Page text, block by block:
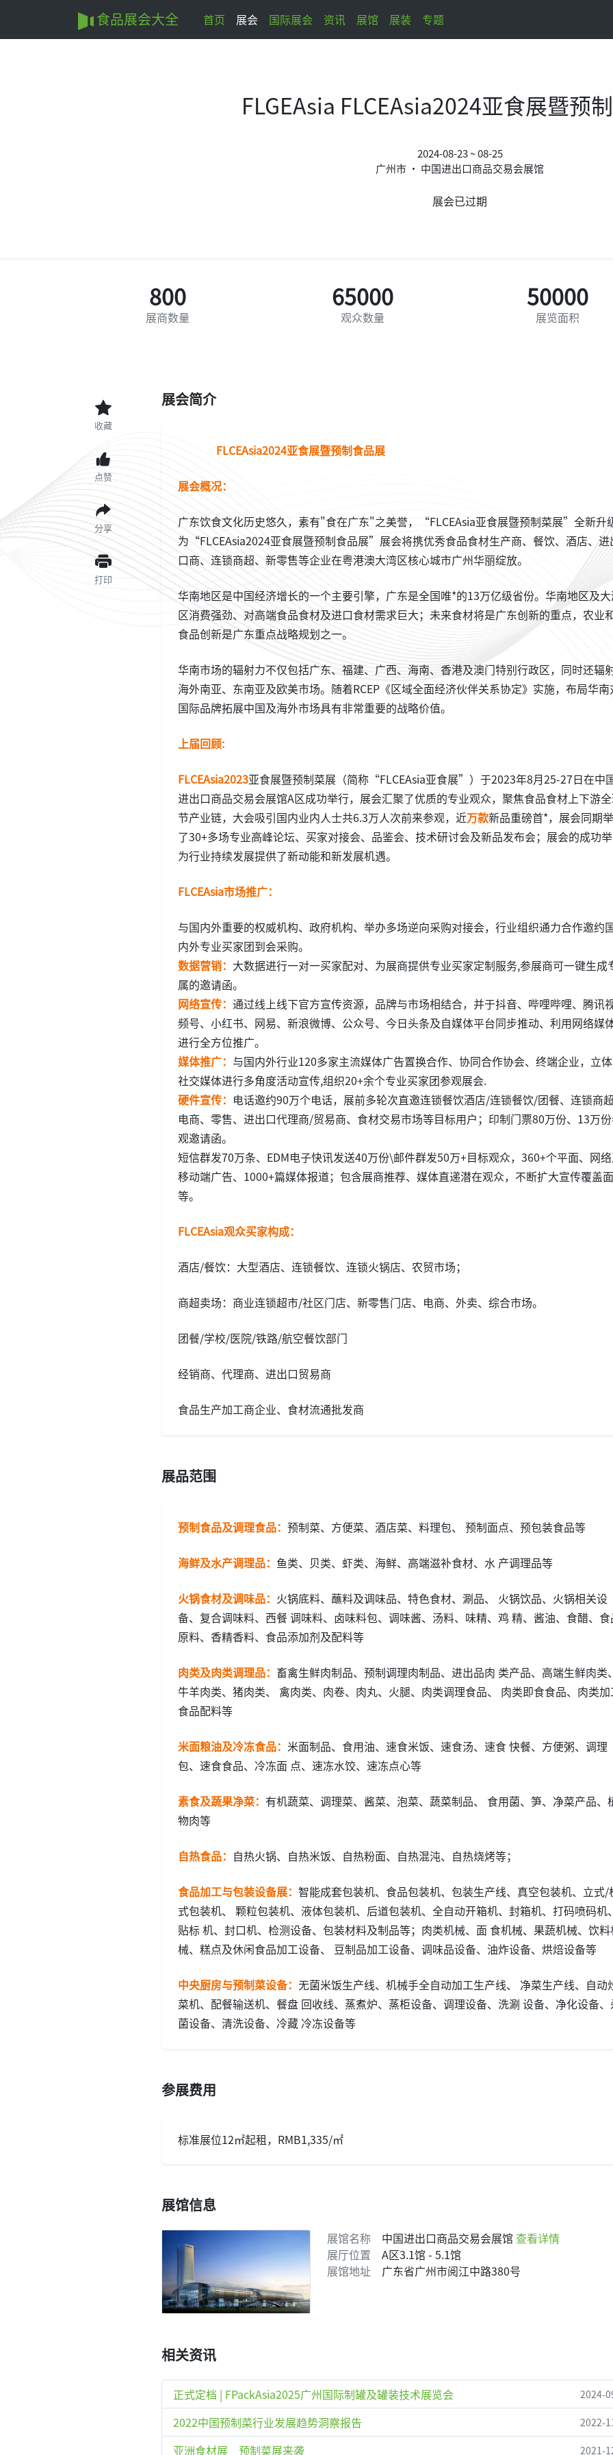
食品展会大全 首页 展会 国际展会 资讯 展馆 展装 专题
FLGEAsia FLCEAsia2024亚食展暨预
2024-08-23 ~ 08-25
广州市 • 中国进出口商品交易会展馆
展会已过期
800
展商数量
65000
观众数量
50000
展览面积
收藏
点赞
分享
打印
展会简介
FLCEAsia2024亚食展暨预制食品展
展会概况：
广东饮食文化历史悠久，素有"食在广东"之美誉，“FLCEAsia亚食展暨预制菜展”全新升
为“FLCEAsia2024亚食展暨预制食品展”展会将携优秀食品食材生产商、餐饮、酒店、进
口商、连锁商超、新零售等企业在粤港澳大湾区核心城市广州华丽绽放。
华南地区是中国经济增长的一个主要引擎，广东是全国唯*的13万亿级省份。华南地区及
区消费强劲、对高端食品食材及进口食材需求巨大；未来食材将是广东创新的重点，农业
食品创新是广东重点战略规划之一。
华南市场的辐射力不仅包括广东、福建、广西、海南、香港及澳门特别行政区，同时还辐
海外南亚、东南亚及欧美市场。随着RCEP《区域全面经济伙伴关系协定》实施，布局华南
国际品牌拓展中国及海外市场具有非常重要的战略价值。
上届回顾:
FLCEAsia2023亚食展暨预制菜展（简称“FLCEAsia亚食展”）于2023年8月25-27日在中
进出口商品交易会展馆A区成功举行，展会汇聚了优质的专业观众，聚焦食品食材上下游
节产业链，大会吸引国内业内人士共6.3万人次前来参观，近万款新品重磅首*，展会同期
了30+多场专业高峰论坛、买家对接会、品鉴会、技术研讨会及新品发布会；展会的成功
为行业持续发展提供了新动能和新发展机遇。
FLCEAsia市场推广：
与国内外重要的权威机构、政府机构、举办多场逆向采购对接会，行业组织通力合作邀约
内外专业买家团到会采购。
数据营销： 大数据进行一对一买家配对、为展商提供专业买家定制服务,参展商可一键生成
属的邀请函。
网络宣传： 通过线上线下官方宣传资源，品牌与市场相结合，并于抖音、哔哩哔哩、腾讯
频号、小红书、网易、新浪微博、公众号、今日头条及自媒体平台同步推动、利用网络媒
进行全方位推广。
媒体推广： 与国内外行业120多家主流媒体广告置换合作、协同合作协会、终端企业，立
社交媒体进行多角度活动宣传,组织20+余个专业买家团参观展会.
硬件宣传： 电话邀约90万个电话，展前多轮次直邀连锁餐饮酒店/连锁餐饮/团餐、连锁商
电商、零售、进出口代理商/贸易商、食材交易市场等目标用户；印制门票80万份、13万
观邀请函。
短信群发70万条、EDM电子快讯发送40万份\邮件群发50万+目标观众，360+个平面、网
移动端广告、1000+篇媒体报道；包含展商推荐、媒体直递潜在观众，不断扩大宣传覆盖面
等。
FLCEAsia观众买家构成：
酒店/餐饮：大型酒店、连锁餐饮、连锁火锅店、农贸市场；
商超卖场：商业连锁超市/社区门店、新零售门店、电商、外卖、综合市场。
团餐/学校/医院/铁路/航空餐饮部门
经销商、代理商、进出口贸易商
食品生产加工商企业、食材流通批发商
展品范围
预制食品及调理食品： 预制菜、方便菜、酒店菜、料理包、 预制面点、预包装食品等
海鲜及水产调理品： 鱼类、贝类、虾类、海鲜、高端滋补食材、水 产调理品等
火锅食材及调味品： 火锅底料、蘸料及调味品、特色食材、涮品、 火锅饮品、火锅相关设
备、复合调味料、西餐 调味料、卤味料包、调味酱、汤料、味精、鸡 精、酱油、食醋、食
原料、香精香料、食品添加剂及配料等
肉类及肉类调理品： 畜禽生鲜肉制品、预制调理肉制品、进出品肉 类产品、高端生鲜肉类、
牛羊肉类、猪肉类、 禽肉类、肉卷、肉丸、火腿、肉类调理食品、 肉类即食食品、肉类加
食品配料等
米面粮油及冷冻食品： 米面制品、食用油、速食米饭、速食汤、速食 快餐、方便粥、调理
包、速食食品、冷冻面 点、速冻水饺、速冻点心等
素食及蔬果净菜： 有机蔬菜、调理菜、酱菜、泡菜、蔬菜制品、 食用菌、笋、净菜产品、
物肉等
自热食品： 自热火锅、自热米饭、自热粉面、自热混沌、自热烧烤等；
食品加工与包装设备展： 智能成套包装机、食品包装机、包装生产线、真空包装机、立式/
式包装机、 颗粒包装机、液体包装机、后道包装机、全自动开箱机、封箱机、打码喷码机、
贴标 机、封口机、检测设备、包装材料及制品等；肉类机械、面 食机械、果蔬机械、饮
械、糕点及休闲食品加工设备、 豆制品加工设备、调味品设备、油炸设备、烘焙设备等
中央厨房与预制菜设备： 无菌米饭生产线、机械手全自动加工生产线、 净菜生产线、自动
菜机、配餐输送机、餐盘 回收线、蒸煮炉、蒸柜设备、调理设备、洗涮 设备、净化设备、
菌设备、清洗设备、冷藏 冷冻设备等
参展费用
标准展位12㎡起租，RMB1,335/㎡
展馆信息
展馆名称 中国进出口商品交易会展馆查看详情
展厅位置
A区3.1馆 - 5.1馆
展馆地址
广东省广州市阅江中路380号
相关资讯
正式定档 | FPackAsia2025广州国际制罐及罐装技术展览会 2024-
2022中国预制菜行业发展趋势洞察报告 2022-
亚洲食材展 预制菜展来袭 2021-